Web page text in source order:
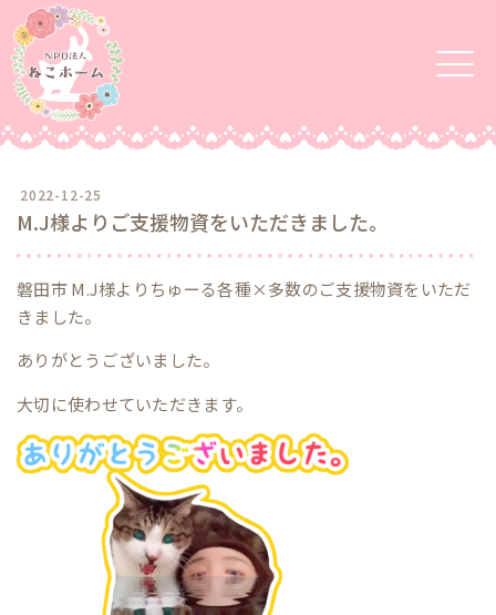
2022-12-25
M.J様よりご支援物資をいただきました。
磐田市 M.J様よりちゅーる各種×多数のご支援物資をいただ
きました。
ありがとうございました。
大切に使わせていただきます。